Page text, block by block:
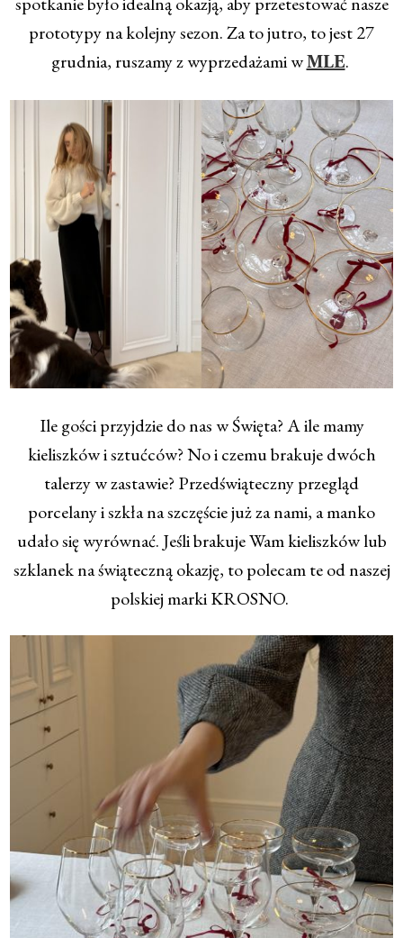
prototypy na kolejny sezon. Za to jutro, to jest 27
grudnia, ruszamy z wyprzedażami w MLE.
Ile gości przyjdzie do nas w Święta? A ile mamy
kieliszków i sztućców? No i czemu brakuje dwóch
talerzy w zastawie? Przedświąteczny przegląd
porcelany i szkła na szczęście już za nami, a manko
udało się wyrównać. Jeśli brakuje Wam kieliszków lub
szklanek na świąteczną okazję, to polecam te od naszej
polskiej marki KROSNO.